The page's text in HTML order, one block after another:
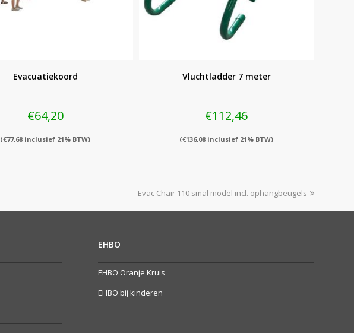
Evacuatiekoord
€64,20
(€77,68 inclusief 21% BTW)
Vluchtladder 7 meter
€112,46
(€136,08 inclusief 21% BTW)
next
Evac Chair 110 smal model incl. ophangbeugels
EHBO
EHBO Oranje Kruis
EHBO bij kinderen